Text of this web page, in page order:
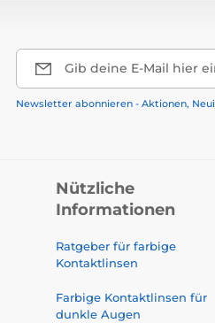
Gib deine E-Mail hier
Newsletter abonnieren - Aktionen,
Nützliche
Informationen
Ratgeber für farbige
Kontaktlinsen
Farbige Kontaktlinsen für
dunkle Augen